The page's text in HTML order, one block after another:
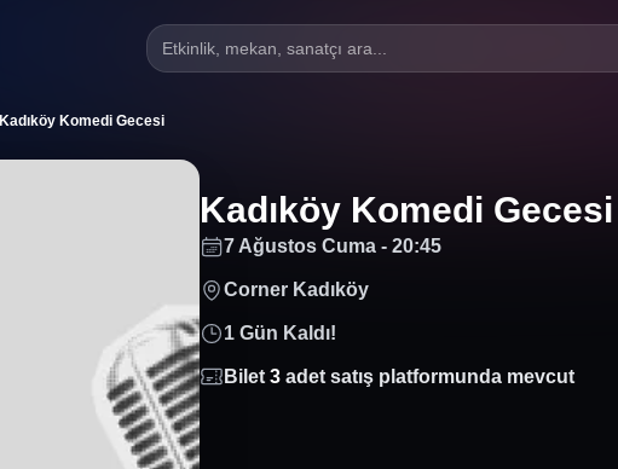
Etkinlik, mekan, sanatçı ara...
Kadıköy Komedi Gecesi
Kadıköy Komedi Gecesi
7 Ağustos Cuma - 20:45
Corner Kadıköy
1 Gün Kaldı!
Bilet 3 adet satış platformunda mevcut